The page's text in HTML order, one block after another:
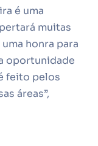
é uma
muitas
honra para
oportunidade
feito pelos
áreas”,